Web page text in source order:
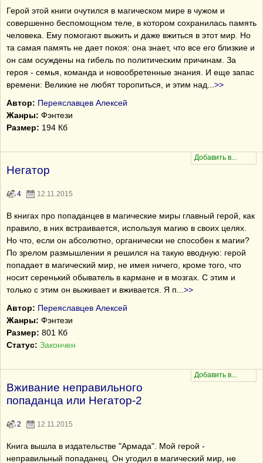
Герой этой книги очутился в магическом мире в чужом и
совершенно беспомощном теле, в котором сохранилась память
человека. Ему помогают выжить и даже вжиться в этот мир. Но
та самая память не дает покоя: она знает, что все его близкие и
он сам осуждены на гибель по политическим причинам. За
героя - семья, команда и новообретенные знания. И еще запас
времени: Великие не любят торопиться, и этим над
>>
Автор: Переяславцев Алексей
Жанры: Фэнтези
Размер: 194 Кб
Негатор
4 12.11.2015
В книгах про попаданцев в магические миры главный герой, как
правило, в них встраивается, используя магию в своих целях.
Но что, если он абсолютно, органически не способен к магии?
По зрелом размышлении я решился на такую вводную: герой
попадает в магический мир, не имея ничего, кроме того, что
носит серенький обыватель в кармане и в мозгах. С этим и
только с этим он выживает и вживается. Я п
>>
Автор: Переяславцев Алексей
Жанры: Фэнтези
Размер: 801 Кб
Статус: Закончен
Вживание неправильного
попаданца или Негатор-2
2 12.11.2015
Книга вышла в издательстве "Армада". Мой герой -
неправильный попаданец. Он угодил в магический мир, не